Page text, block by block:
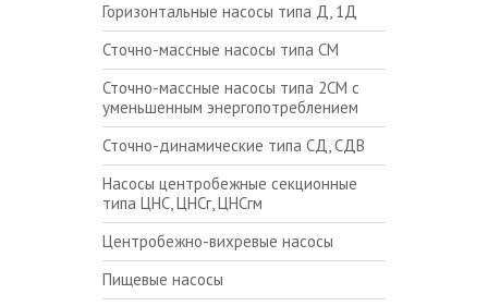
Горизонтальные насосы типа Д, 1Д
Сточно-массные насосы типа СМ
Сточно-массные насосы типа 2СМ с
уменьшенным энергопотреблением
Сточно-динамические типа СД, СДВ
Насосы центробежные секционные
типа ЦНС, ЦНСг, ЦНСгм
Центробежно-вихревые насосы
Пищевые насосы